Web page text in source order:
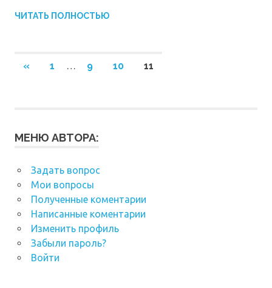
ЧИТАТЬ ПОЛНОСТЬЮ
Навигация
« ПРЕДЫДУЩИЕ
1 … 9 10 11
МЕНЮ АВТОРА:
Задать вопрос
Мои вопросы
Полученные коментарии
Написанные коментарии
Изменить профиль
Забыли пароль?
Войти